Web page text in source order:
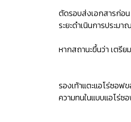
ตัดรอบส่งเอกสารก่อ
ระยะดำเนินการประม
หากสถานะขึ้นว่า เตรี
รองเท้าแตะแอโร่ซอ
ความทนในแบบแอโร่ซ